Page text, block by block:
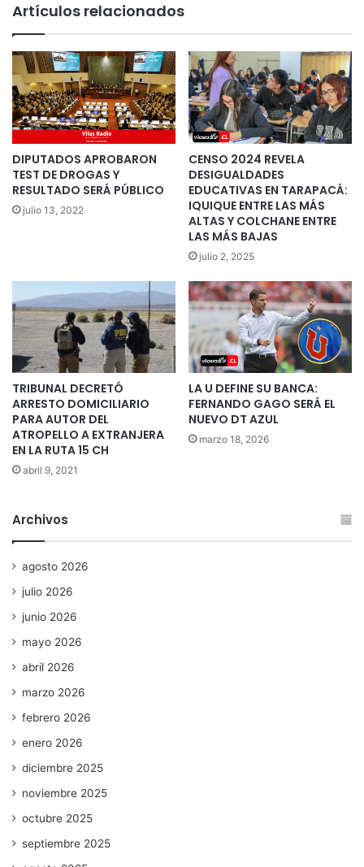
Artículos relacionados
DIPUTADOS APROBARON
TEST DE DROGAS Y
RESULTADO SERÁ PÚBLICO
julio 13, 2022
CENSO 2024 REVELA
DESIGUALDADES
EDUCATIVAS EN TARAPACÁ:
IQUIQUE ENTRE LAS MÁS
ALTAS Y COLCHANE ENTRE
LAS MÁS BAJAS
julio 2, 2025
TRIBUNAL DECRETÓ
ARRESTO DOMICILIARIO
PARA AUTOR DEL
ATROPELLO A EXTRANJERA
EN LA RUTA 15 CH
abril 9, 2021
LA U DEFINE SU BANCA:
FERNANDO GAGO SERÁ EL
NUEVO DT AZUL
marzo 18, 2026
Archivos
agosto 2026
julio 2026
junio 2026
mayo 2026
abril 2026
marzo 2026
febrero 2026
enero 2026
diciembre 2025
noviembre 2025
octubre 2025
septiembre 2025